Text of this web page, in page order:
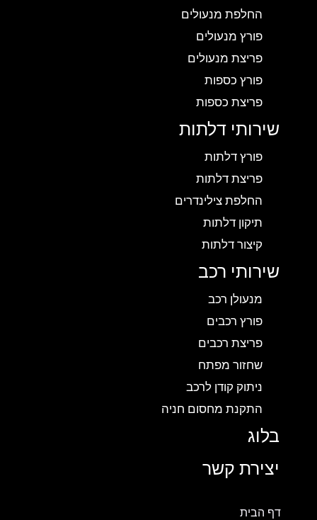
החלפת מנעולים
פורץ מנעולים
פריצת מנעולים
פורץ כספות
פריצת כספות
שירותי דלתות
פורץ דלתות
פריצת דלתות
החלפת צילינדרים
תיקון דלתות
קיצור דלתות
שירותי רכב
מנעולן רכב
פורץ רכבים
פריצת רכבים
שחזור מפתח
ניתוק קודן לרכב
התקנת מחסום חניה
בלוג
יצירת קשר
דף הבית